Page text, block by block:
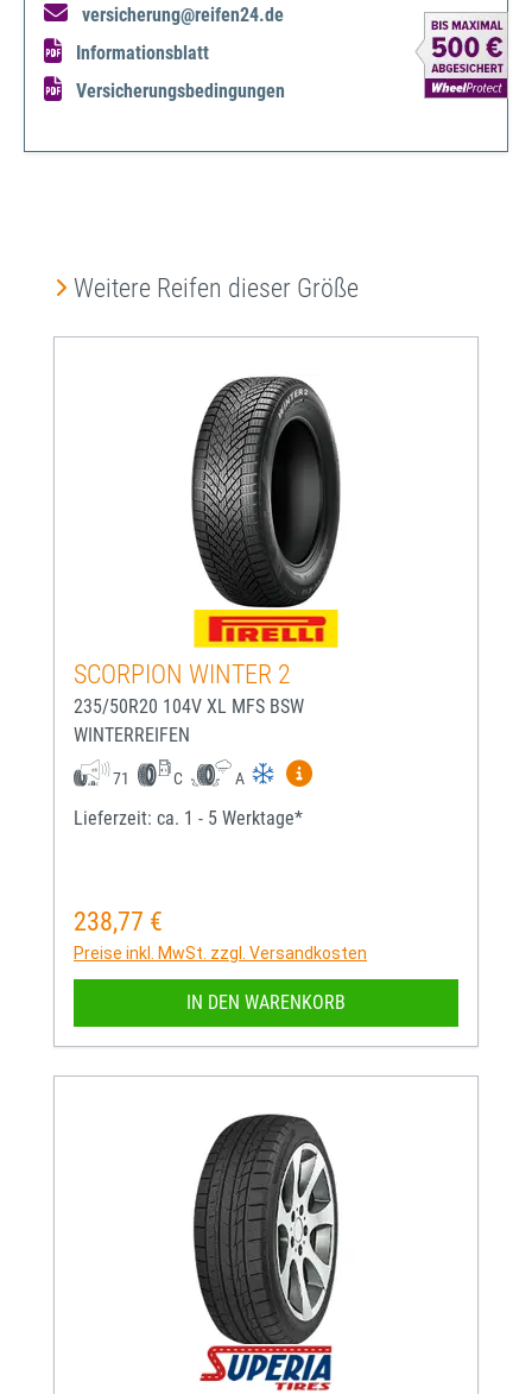
versicherung@reifen24.de
Informationsblatt
Versicherungsbedingungen
Produktgalerie überspringen
Weitere Reifen dieser Größe
SCORPION WINTER 2
235/50R20 104V XL MFS BSW
WINTERREIFEN
71 C A
Mehr Informationen zum
Lieferzeit: ca. 1 - 5 Werktage*
Regulärer Preis:
238,77 €
Preise inkl. MwSt. zzgl. Versandkosten
IN DEN WARENKORB